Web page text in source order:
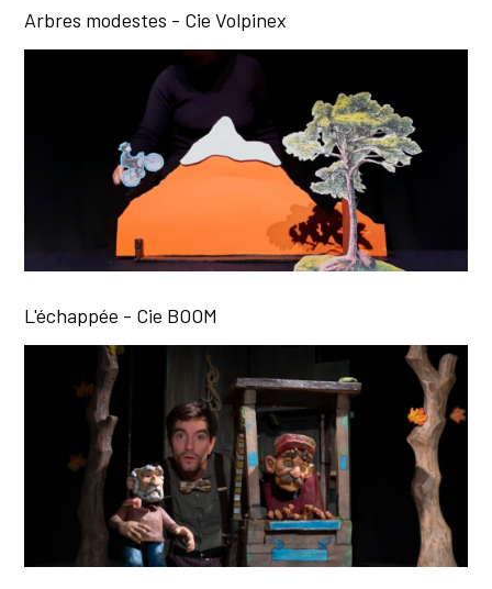
Arbres modestes - Cie Volpinex
L'échappée - Cie BOOM